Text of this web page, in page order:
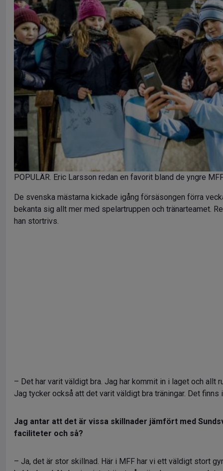
POPULÄR. Eric Larsson redan en favorit bland de yngre
De svenska mästarna kickade igång försäsongen förra
bekanta sig allt mer med spelartruppen och tränarteamet.
han stortrivs.
– Det har varit väldigt bra. Jag har kommit in i laget och allt
Jag tycker också att det varit väldigt bra träningar. Det finns
Jag antar att det är vissa skillnader jämfört med
faciliteter och så?
– Ja, det är stor skillnad. Här i MFF har vi ett väldigt stort